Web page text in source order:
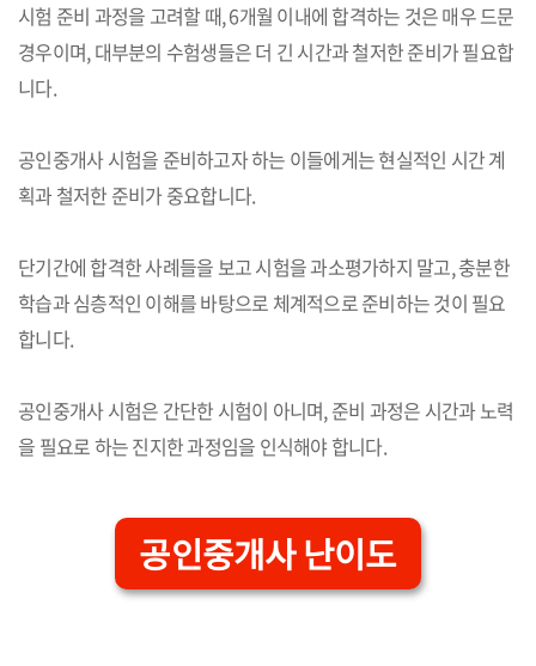
시험 준비 과정을 고려할 때, 6개월 이내에 합격하는 것은 매우 드문
경우이며, 대부분의 수험생들은 더 긴 시간과 철저한 준비가 필요합
니다.
공인중개사 시험을 준비하고자 하는 이들에게는 현실적인 시간 계
획과 철저한 준비가 중요합니다.
단기간에 합격한 사례들을 보고 시험을 과소평가하지 말고, 충분한
학습과 심층적인 이해를 바탕으로 체계적으로 준비하는 것이 필요
합니다.
공인중개사 시험은 간단한 시험이 아니며, 준비 과정은 시간과 노력
을 필요로 하는 진지한 과정임을 인식해야 합니다.
공인중개사 난이도